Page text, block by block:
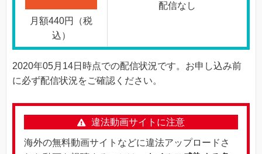
月額440円（税
込）
配信なし
2020年05月14日時点での配信状況です。お申し込み前
に必ず配信状況をご確認ください。
違法動画サイトに注意
海外の無料動画サイトなどに違法アップロードさ